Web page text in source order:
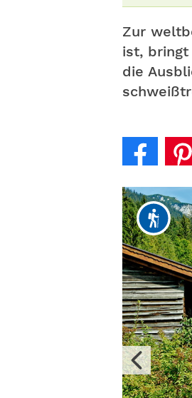
Zur
ist, bringt
die